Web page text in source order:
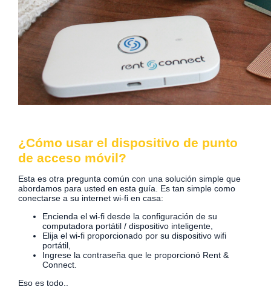
¿Cómo usar el dispositivo de punto
de acceso móvil?
Esta es otra pregunta común con una solución simple que
abordamos para usted en esta guía. Es tan simple como
conectarse a su internet wi-fi en casa:
Encienda el wi-fi desde la configuración de su
computadora portátil / dispositivo inteligente,
Elija el wi-fi proporcionado por su dispositivo wifi
portátil,
Ingrese la contraseña que le proporcionó Rent &
Connect.
Eso es todo..